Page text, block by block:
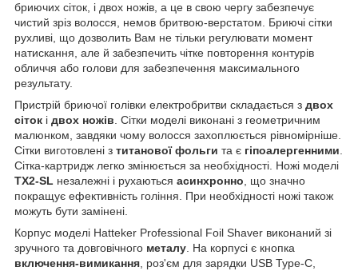
бриючих сіток, і двох ножів, а це в свою чергу забезпечує
чистий зріз волосся, немов бритвою-верстатом. Бриючі сітки
рухливі, що дозволить Вам не тільки регулювати момент
натискання, але й забезпечить чітке повторення контурів
обличчя або голови для забезпечення максимального
результату.
Пристрій бриючої голівки електробритви складається з двох
сіток і двох ножів. Сітки моделі виконані з геометричним
малюнком, завдяки чому волосся захоплюється рівномірніше.
Сітки виготовлені з титанової фольги та є гіпоалергенними.
Сітка-картридж легко змінюється за необхідності. Ножі моделі
TX2-SL незалежні і рухаються асинхронно, що значно
покращує ефективність гоління. При необхідності ножі також
можуть бути замінені.
Корпус моделі Hatteker Professional Foil Shaver виконаний зі
зручного та довговічного металу. На корпусі є кнопка
включення-вимикання, роз'єм для зарядки USB Type-C,